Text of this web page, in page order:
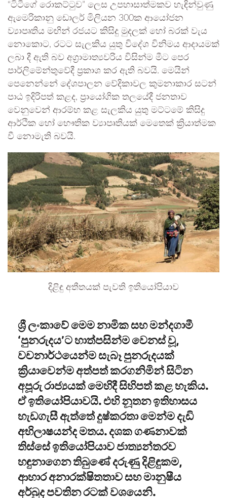
“ටිටීගේ රොකට්ටුව” ලෙස උපහාසාත්මකව හැඳින්වුණු
ඇමෙරිකානු ඩොලර් මිලියන 300ක ආයෝජන
ව්‍යාපෘතිය මඟින් රජයට කිසිදු මුදලක් හෝ බරක් වැය
නොකොට, රටට සැලකිය යුතු විදේශ විනිමය ආදායමක්
ලබා දී ඇති බව අග්‍රාමාත්‍යවරිය විසින්ම මීට පෙර
පාර්ලිමේන්තුවේදී ප්‍රකාශ කර ඇති බවයි. මෙයින්
පෙනෙන්නේ දේශපාලන වේදිකාවල කුමනාකාර සටන්
පාඨ ඉදිරිපත් කළද, ප්‍රායෝගික තලයේදී ජනතාව
වෙනුවෙන් ආරම්භ කළ සැලකිය යුතු මට්ටමේ කිසිදු
ආර්ථික හෝ භෞතික ව්‍යාපෘතියක් මෙතෙක් ක්‍රියාත්මක
වී නොමැති බවයි.
දිළිඳු අතීතයක් පැවති ඉතියෝපියාව
ශ්‍රී ලංකාවේ මෙම නාමික සහ මන්දගාමී
‘පුනරුදය’ට හාත්පසින්ම වෙනස් වූ,
වචනාර්ථයෙන්ම සැබෑ පුනරුදයක්
ක්‍රියාවෙන්ම අත්පත් කරගනිමින් සිටින
අපූරු රාජ්‍යයක් මෙහිදී සිහිපත් කළ හැකිය.
ඒ ඉතියෝපියාවයි. එහි නූතන ඉතිහාසය
හැඩගැසී ඇත්තේ දුෂ්කරතා මෙන්ම දැඩි
අභිලාෂයන්ද මතය. දශක ගණනාවක්
තිස්සේ ඉතියෝපියාව ජාත්‍යන්තරව
හඳුනාගෙන තිබුණේ දරුණු දිළිඳුකම,
ආහාර අනාරක්ෂිතතාව සහ මානුෂීය
අර්බුද පවතින රටක් වශයෙනි.